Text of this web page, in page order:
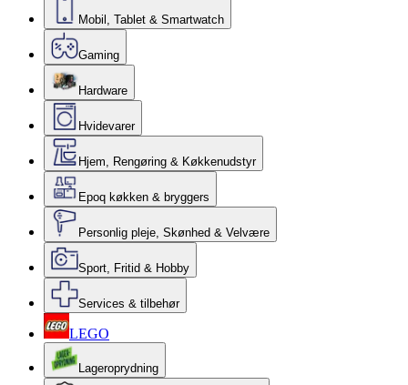
Mobil, Tablet & Smartwatch
Gaming
Hardware
Hvidevarer
Hjem, Rengøring & Køkkenudstyr
Epoq køkken & bryggers
Personlig pleje, Skønhed & Velvære
Sport, Fritid & Hobby
Services & tilbehør
LEGO
Lageroprydning